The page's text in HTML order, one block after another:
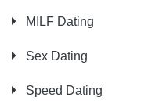
MILF Dating
Sex Dating
Speed Dating